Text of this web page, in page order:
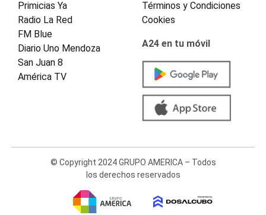
Primicias Ya
Radio La Red
FM Blue
Diario Uno Mendoza
San Juan 8
América TV
Términos y Condiciones
Cookies
A24 en tu móvil
© Copyright 2024 GRUPO AMERICA – Todos
los derechos reservados